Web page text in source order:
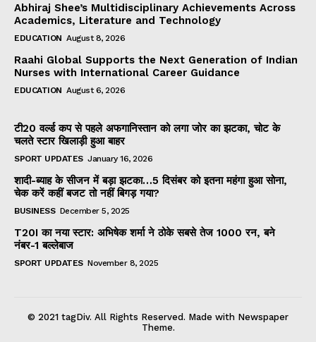
Abhiraj Shee’s Multidisciplinary Achievements Across
Academics, Literature and Technology
EDUCATION August 8, 2026
Raahi Global Supports the Next Generation of Indian
Nurses with International Career Guidance
EDUCATION August 6, 2026
टी20 वर्ल्ड कप से पहले अफगानिस्तान को लगा जोर का झटका, चोट के
चलते स्टार खिलाड़ी हुआ बाहर
SPORT UPDATES January 16, 2026
शादी-ब्याह के सीजन में बड़ा झटका…5 दिसंबर को इतना महंगा हुआ सोना,
चेक करें कहीं बजट तो नहीं बिगड़ गया?
BUSINESS December 5, 2025
T20I का नया स्टार: अभिषेक शर्मा ने ठोके सबसे तेज 1000 रन, बने
नंबर-1 बल्लेबाज
SPORT UPDATES November 8, 2025
© 2021 tagDiv. All Rights Reserved. Made with Newspaper
Theme.